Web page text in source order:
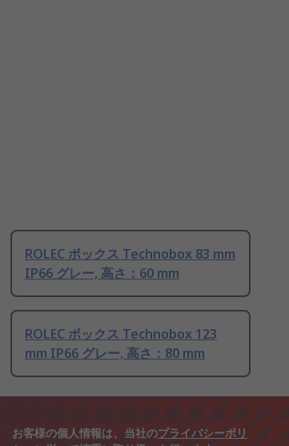
ROLEC ボックス Technobox 83 mm
IP66 グレー, 高さ：60 mm
ROLEC ボックス Technobox 123
mm IP66 グレー, 高さ：80 mm
お客様の個人情報は、当社のプライバシーポリ